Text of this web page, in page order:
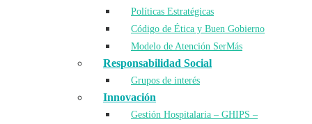
Políticas Estratégicas
Código de Ética y Buen Gobierno
Modelo de Atención SerMás
Responsabilidad Social
Grupos de interés
Innovación
Gestión Hospitalaria – GHIPS –